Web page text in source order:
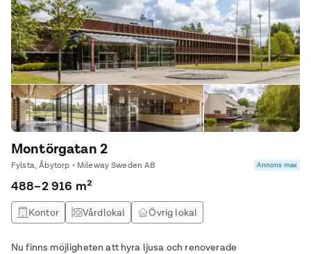
Montörgatan 2
Fylsta, Åbytorp • Mileway Sweden AB Annons max
488–2 916 m²
Kontor Vårdlokal Övrig lokal
Nu finns möjligheten att hyra ljusa och renoverade